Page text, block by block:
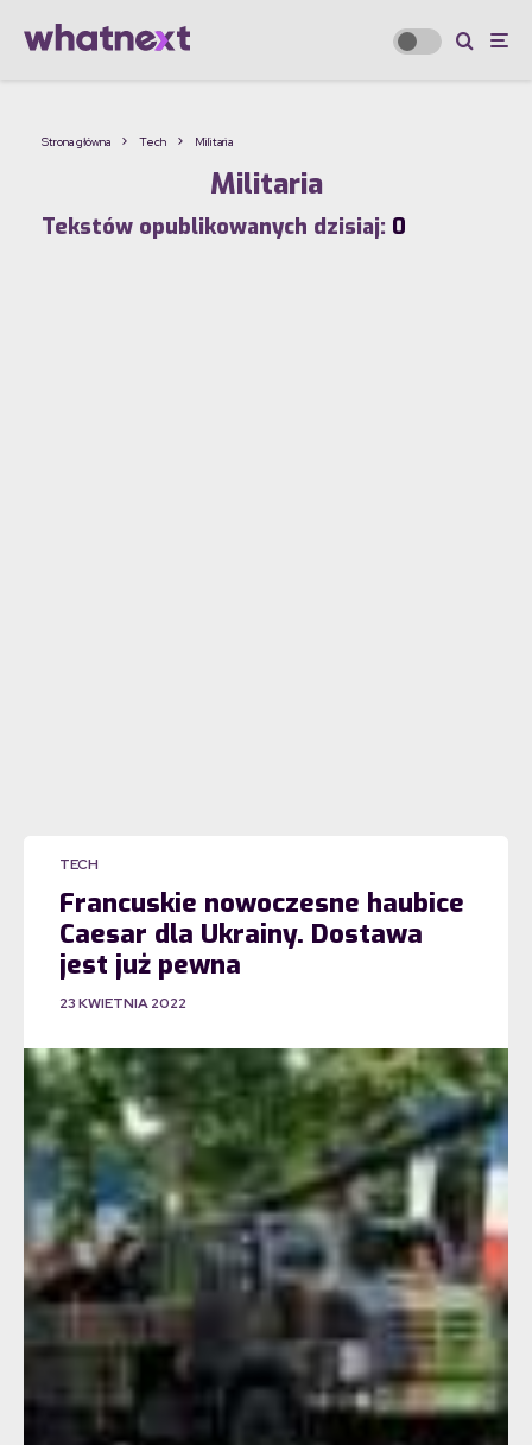
Strona główna Tech Militaria
Militaria
Tekstów opublikowanych dzisiaj: 0
TECH
Francuskie nowoczesne haubice
Caesar dla Ukrainy. Dostawa
jest już pewna
23 KWIETNIA 2022